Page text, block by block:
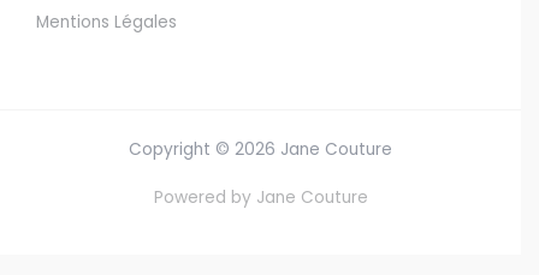
Mentions Légales
Copyright © 2026 Jane Couture
Powered by Jane Couture